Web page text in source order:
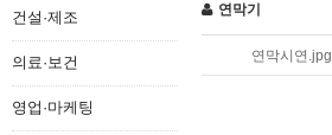
건설·제조
의료·보건
영업·마케팅
연막기
연막시연.jpg